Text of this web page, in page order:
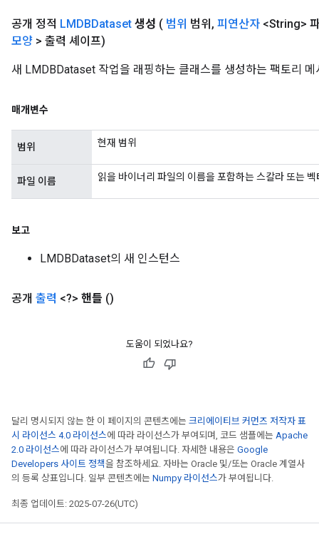
공개 정적 LMDBDataset 생성 ( 범위 범위 , 피연산자 <String>
모양 > 출력 셰이프)
새 LMDBDataset 작업을 래핑하는 클래스를 생성하는 팩토리 메
매개변수
범위 현재 범위
파일 이름 읽을 바이너리 파일의 이름을 포함하는 스칼라 또는 벡
보고
LMDBDataset의 새 인스턴스
공개 출력 <?> 핸들 ()
도움이 되었나요?
달리 명시되지 않는 한 이 페이지의 콘텐츠에는 크리에이티브 커먼즈 저작자 표
시 라이선스 4.0 라이선스에 따라 라이선스가 부여되며, 코드 샘플에는 Apache
2.0 라이선스에 따라 라이선스가 부여됩니다. 자세한 내용은 Google
Developers 사이트 정책을 참조하세요. 자바는 Oracle 및/또는 Oracle 계열사
의 등록 상표입니다. 일부 콘텐츠에는 Numpy 라이선스가 부여됩니다.
최종 업데이트: 2025-07-26(UTC)